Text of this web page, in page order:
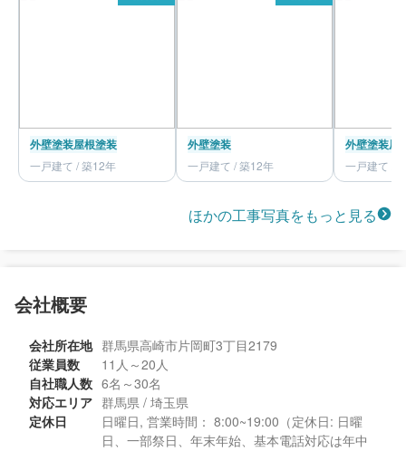
外壁塗装屋根塗装
一戸建て / 築12年
外壁塗装
一戸建て / 築12年
外壁塗装屋
一戸建て /
ほかの工事写真をもっと見る
会社概要
会社所在地 群馬県高崎市片岡町3丁目2179
従業員数
11人～20人
自社職人数 6名～30名
対応エリア 群馬県 / 埼玉県
定休日
日曜日, 営業時間： 8:00~19:00（定休日: 日曜
日、一部祭日、年末年始、基本電話対応は年中